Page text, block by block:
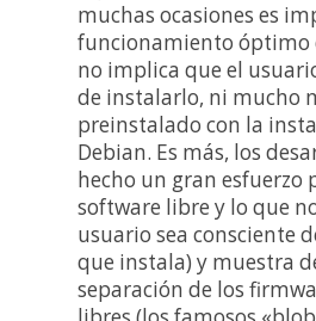
muchas ocasiones es
funcionamiento óptimo
no implica que el
de instalarlo, ni mucho
preinstalado con la
Debian. Es más, los
hecho un gran esfuerzo
software libre y lo que
usuario sea consciente
que instala) y muestra
separación de los